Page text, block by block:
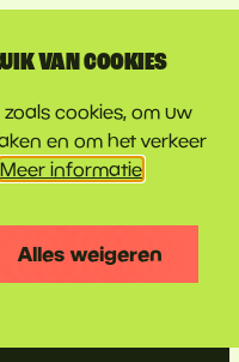
LINE-UP
VAN COOKIES
cookies, om uw
en om het verkeer
Meer informatie
Alles weigeren